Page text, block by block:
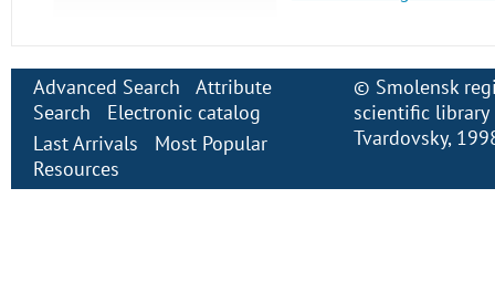
Advanced Search
Attribute
Search
Electronic сatalog
Last Arrivals
Most Popular
Resources
© Smolensk
scientific library
Tvardovsky,